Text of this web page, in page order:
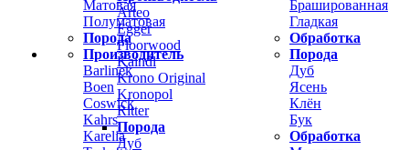
Матовая
Полуматовая
Порода
Брашированная
Гладкая
Обработка
Производитель
Barlinek
Boen
Coswick
Kahrs
Karelia
Порода
Дуб
Ясень
Клён
Бук
Обработка
Arteo
Egger
Floorwood
Kaindl
Krono Original
Kronopol
Ritter
Порода
Дуб